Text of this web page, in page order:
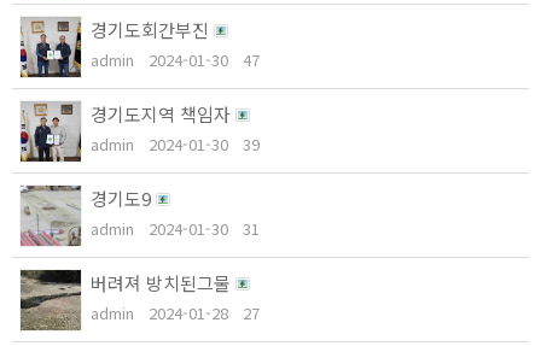
경기도회간부진
admin 2024-01-30 47
경기도지역 책임자
admin 2024-01-30 39
경기도9
admin 2024-01-30 31
버려져 방치된그물
admin 2024-01-28 27